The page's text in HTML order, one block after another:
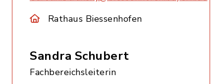
Rathaus Biessenhofen
Sandra Schubert
Fachbereichsleiterin